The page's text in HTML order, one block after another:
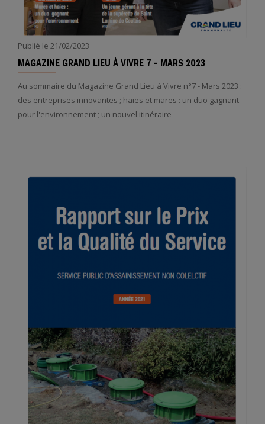
Publié le 21/02/2023
MAGAZINE GRAND LIEU À VIVRE 7 - MARS 2023
Au sommaire du Magazine Grand Lieu à Vivre n°7 - Mars 2023 :
des entreprises innovantes ; haies et mares : un duo gagnant
pour l'environnement ; un nouvel itinéraire